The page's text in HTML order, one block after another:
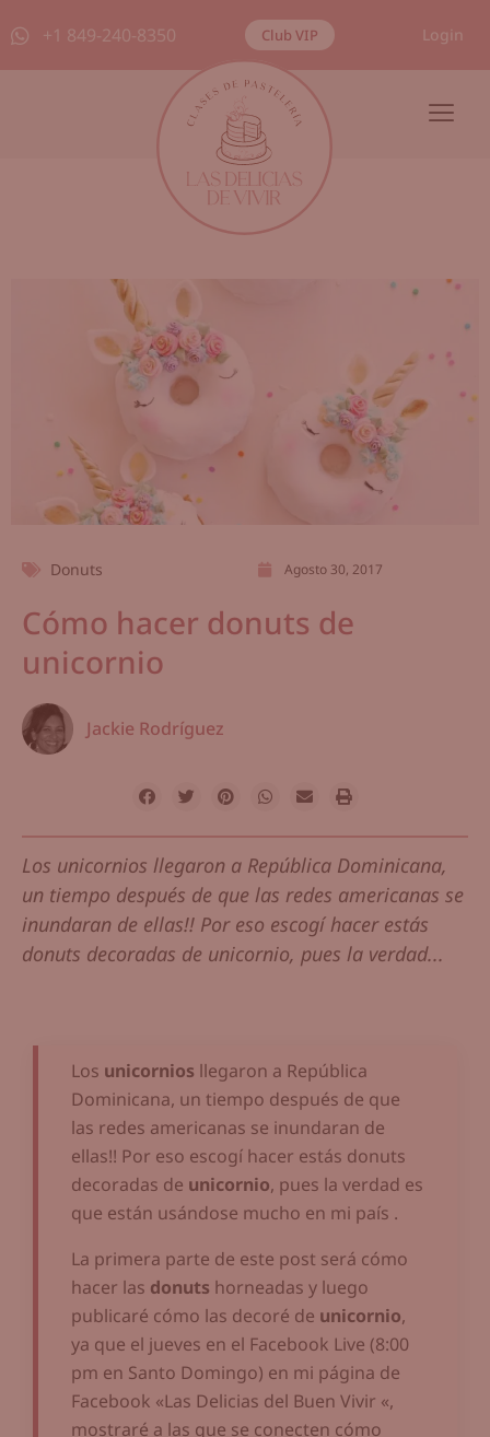
+1 849-240-8350 Club VIP Login
Donuts Agosto 30, 2017
Cómo hacer donuts de
unicornio
Jackie Rodríguez
Los unicornios llegaron a República Dominicana,
un tiempo después de que las redes americanas se
inundaran de ellas!! Por eso escogí hacer estás
donuts decoradas de unicornio, pues la verdad...
Los unicornios llegaron a República
Dominicana, un tiempo después de que
las redes americanas se inundaran de
ellas!! Por eso escogí hacer estás donuts
decoradas de unicornio, pues la verdad es
que están usándose mucho en mi país .
La primera parte de este post será cómo
hacer las donuts horneadas y luego
publicaré cómo las decoré de unicornio,
ya que el jueves en el Facebook Live (8:00
pm en Santo Domingo) en mi página de
Facebook «Las Delicias del Buen Vivir «,
mostraré a las que se conecten cómo